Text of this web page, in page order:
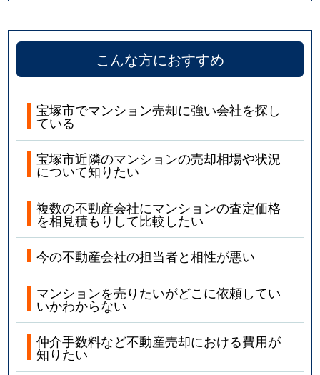
2,900万円 売布神社
山手台東
山手台東
3,800万円 山本(兵庫)
徒歩8
山本台
3,700万円 中山観音
徒歩13
山本台
3,800万円 中山観音
山本中
2,700万円 山本(兵庫)
山本中
3,300万円 山本(兵庫)
徒歩9
山本西
こんな方におすすめ
宝塚市でマンション売却に強い会社を探し
ている
宝塚市近隣のマンションの売却相場や状況
について知りたい
複数の不動産会社にマンションの査定価格
を相見積もりして比較したい
今の不動産会社の担当者と相性が悪い
マンションを売りたいがどこに依頼してい
いかわからない
仲介手数料など不動産売却における費用が
知りたい